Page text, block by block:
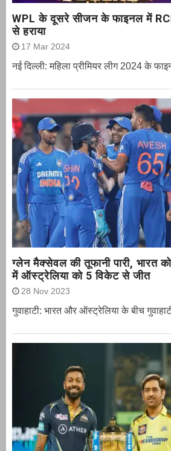
WPL के दूसरे सीजन के फाइनल में
से हराया
17 Mar 2024
नई दिल्ली: महिला प्रीमियर लीग 2024 के
ग्‍लेन मैक्‍सेवल की तूफानी पारी, भारत
में ऑस्ट्रेलिया को 5 विकेट से जीत
28 Nov 2023
गुवाहाटी: भारत और ऑस्‍ट्रेलिया के बीच